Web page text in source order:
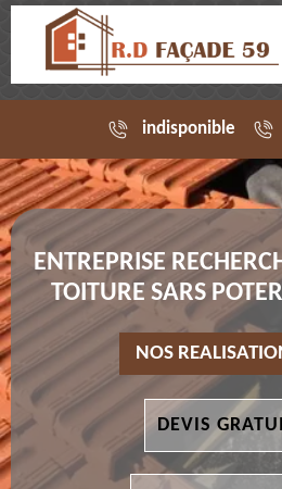
indisponible
ENTREPRISE
TOITURE SARS
NOS
DEVIS